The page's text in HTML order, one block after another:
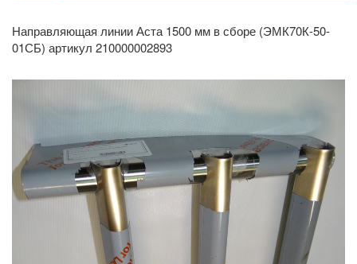
Направляющая линии Аста 1500 мм в сборе (ЭМК70К-50-
01СБ) артикул 210000002893